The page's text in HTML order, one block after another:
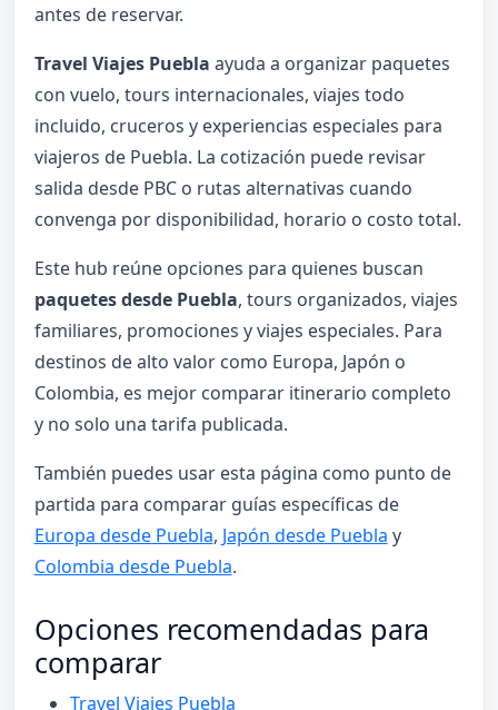
antes de reservar.
Travel Viajes Puebla ayuda a organizar paquetes
con vuelo, tours internacionales, viajes todo
incluido, cruceros y experiencias especiales para
viajeros de Puebla. La cotización puede revisar
salida desde PBC o rutas alternativas cuando
convenga por disponibilidad, horario o costo total.
Este hub reúne opciones para quienes buscan
paquetes desde Puebla, tours organizados, viajes
familiares, promociones y viajes especiales. Para
destinos de alto valor como Europa, Japón o
Colombia, es mejor comparar itinerario completo
y no solo una tarifa publicada.
También puedes usar esta página como punto de
partida para comparar guías específicas de
Europa desde Puebla, Japón desde Puebla y
Colombia desde Puebla.
Opciones recomendadas para
comparar
Travel Viajes Puebla